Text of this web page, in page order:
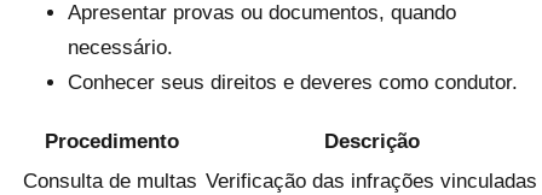
Apresentar provas ou documentos, quando
necessário.
Conhecer seus direitos e deveres como condutor.
Procedimento
Descrição
Consulta de multas Verificação das infrações vinculadas